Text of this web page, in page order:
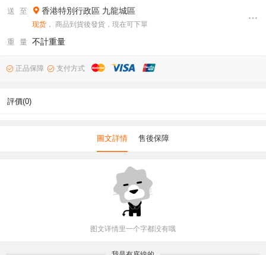
送 至 香港特別行政區 九龍城區
现货 ， 商品到貨後發貨，現在可下單
重 量 不計重量
正品保障 支付方式
評價(0)
圖文詳情 售後保障
图文详情里一个字都没有哦